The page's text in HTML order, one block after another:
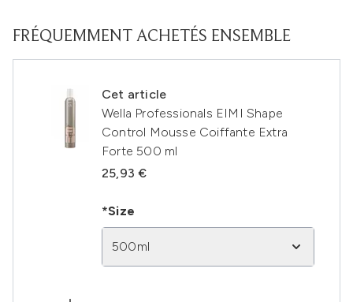
FRÉQUEMMENT ACHETÉS ENSEMBLE
Cet article
Wella Professionals EIMI Shape
Control Mousse Coiffante Extra
Forte 500 ml
25,93 €
*Size
500ml